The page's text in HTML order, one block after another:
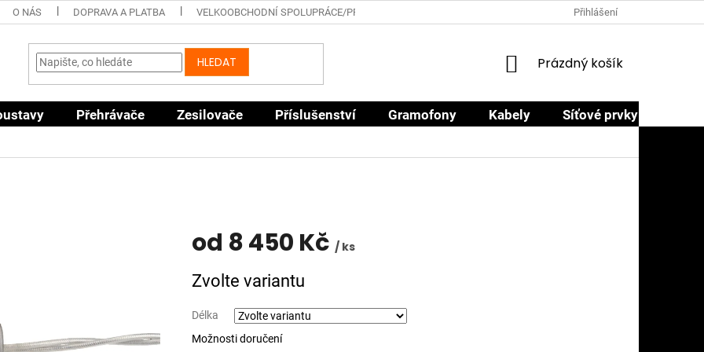
O NÁS DOPRAVA A PLATBA VELKOOBCHODNÍ SPOLUPRÁCE/PRODEJCI OBCHODNÍ PODMÍNKY
Přihlášení
HLEDAT
NÁKUPNÍ
Prázdný košík
Přehrávače Zesilovače Příslušenství Gramofony Kabely Síťové prvky
od 8 450 Kč / ks
cena:
Zvolte variantu
Délka
Možnosti doručení